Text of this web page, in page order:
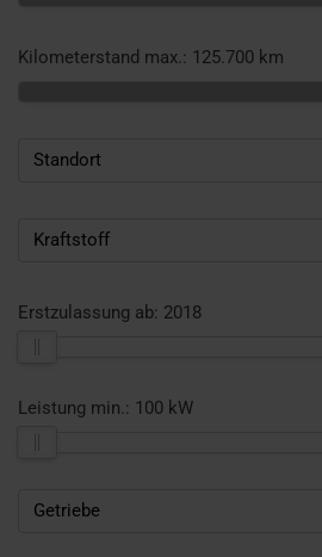
Kilometerstand max.: 125.700 km
Standort
Kraftstoff
Erstzulassung ab: 2018
Leistung min.: 100 kW
Getriebe